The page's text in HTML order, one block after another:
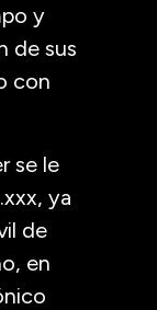
y
de sus
con
se le
ya
de
en